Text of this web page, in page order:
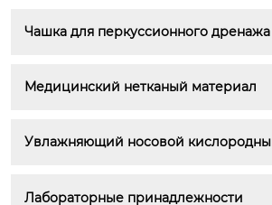
Чашка для перкуссионного дренажа
Медицинский нетканый материал
Увлажняющий носовой
Лабораторные принадлежности